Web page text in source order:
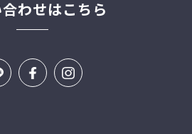
わせはこちら